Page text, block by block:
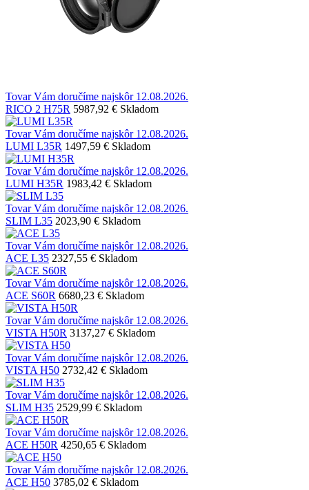
Tovar Vám doručíme najskôr 12.08.2026.
RICO 2 H75R 5987,92 € Skladom
Tovar Vám doručíme najskôr 12.08.2026.
LUMI L35R 1497,59 € Skladom
Tovar Vám doručíme najskôr 12.08.2026.
LUMI H35R 1983,42 € Skladom
Tovar Vám doručíme najskôr 12.08.2026.
SLIM L35 2023,90 € Skladom
Tovar Vám doručíme najskôr 12.08.2026.
ACE L35 2327,55 € Skladom
Tovar Vám doručíme najskôr 12.08.2026.
ACE S60R 6680,23 € Skladom
Tovar Vám doručíme najskôr 12.08.2026.
VISTA H50R 3137,27 € Skladom
Tovar Vám doručíme najskôr 12.08.2026.
VISTA H50 2732,42 € Skladom
Tovar Vám doručíme najskôr 12.08.2026.
SLIM H35 2529,99 € Skladom
Tovar Vám doručíme najskôr 12.08.2026.
ACE H50R 4250,65 € Skladom
Tovar Vám doručíme najskôr 12.08.2026.
ACE H50 3785,02 € Skladom